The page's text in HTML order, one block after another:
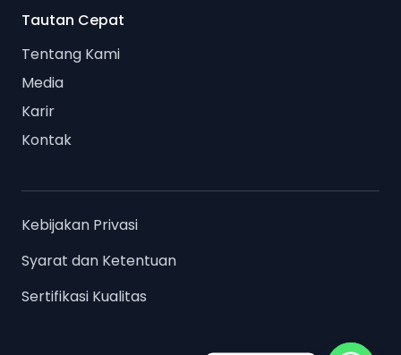
Tautan Cepat
Tentang Kami
Media
Karir
Kontak
Kebijakan Privasi
Syarat dan Ketentuan
Sertifikasi Kualitas